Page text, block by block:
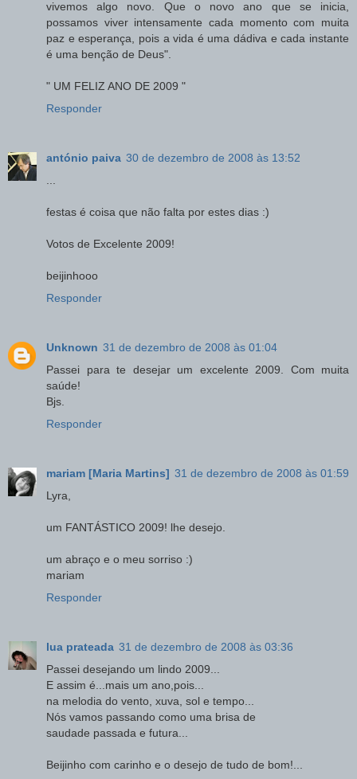
vivemos algo novo. Que o novo ano que se inicia,
possamos viver intensamente cada momento com muita
paz e esperança, pois a vida é uma dádiva e cada instante
é uma benção de Deus".
" UM FELIZ ANO DE 2009 "
Responder
antónio paiva 30 de dezembro de 2008 às 13:52
...
festas é coisa que não falta por estes dias :)
Votos de Excelente 2009!
beijinhooo
Responder
Unknown 31 de dezembro de 2008 às 01:04
Passei para te desejar um excelente 2009. Com muita
saúde!
Bjs.
Responder
mariam [Maria Martins] 31 de dezembro de 2008 às 01:59
Lyra,
um FANTÁSTICO 2009! lhe desejo.
um abraço e o meu sorriso :)
mariam
Responder
lua prateada 31 de dezembro de 2008 às 03:36
Passei desejando um lindo 2009...
E assim é...mais um ano,pois...
na melodia do vento, xuva, sol e tempo...
Nós vamos passando como uma brisa de
saudade passada e futura...
Beijinho com carinho e o desejo de tudo de bom!...